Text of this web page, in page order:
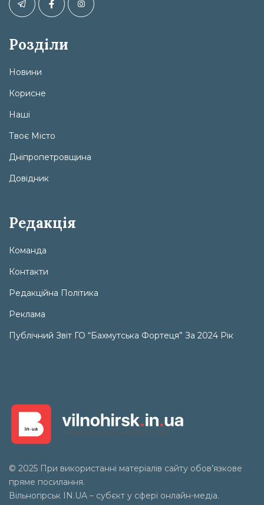
Розділи
Новини
Корисне
Наші
Твоє Місто
Дніпропетровщина
Довідник
Редакція
Команда
Контакти
Редакційна Політика
Реклама
Публічний Звіт ГО “Бахмутська Фортеця” За 2024 Рік
© 2025 При використанні матеріалів сайту обов’язкове
пряме посилання.
Вільногірськ
IN.UA – субєкт у сфері онлайн-медіа.